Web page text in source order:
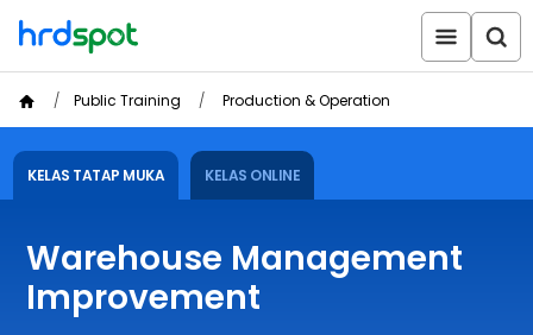
Public Training Production & Operation
KELAS TATAP MUKA KELAS ONLINE
Warehouse Management
Improvement